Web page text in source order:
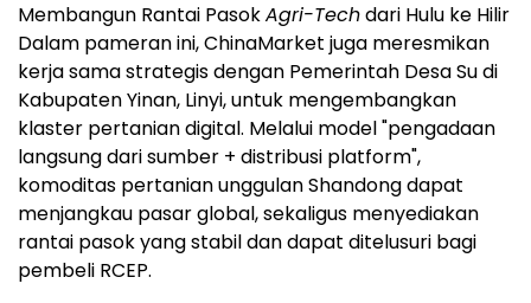
Membangun Rantai PasokAgri-Techdari Hulu ke Hilir
Dalam pameran ini, ChinaMarket juga meresmikan
kerja sama strategis dengan Pemerintah Desa Su di
Kabupaten Yinan, Linyi, untuk mengembangkan
klaster pertanian digital. Melalui model "pengadaan
langsung dari sumber + distribusi platform",
komoditas pertanian unggulan Shandong dapat
menjangkau pasar global, sekaligus menyediakan
rantai pasok yang stabil dan dapat ditelusuri bagi
pembeli RCEP.